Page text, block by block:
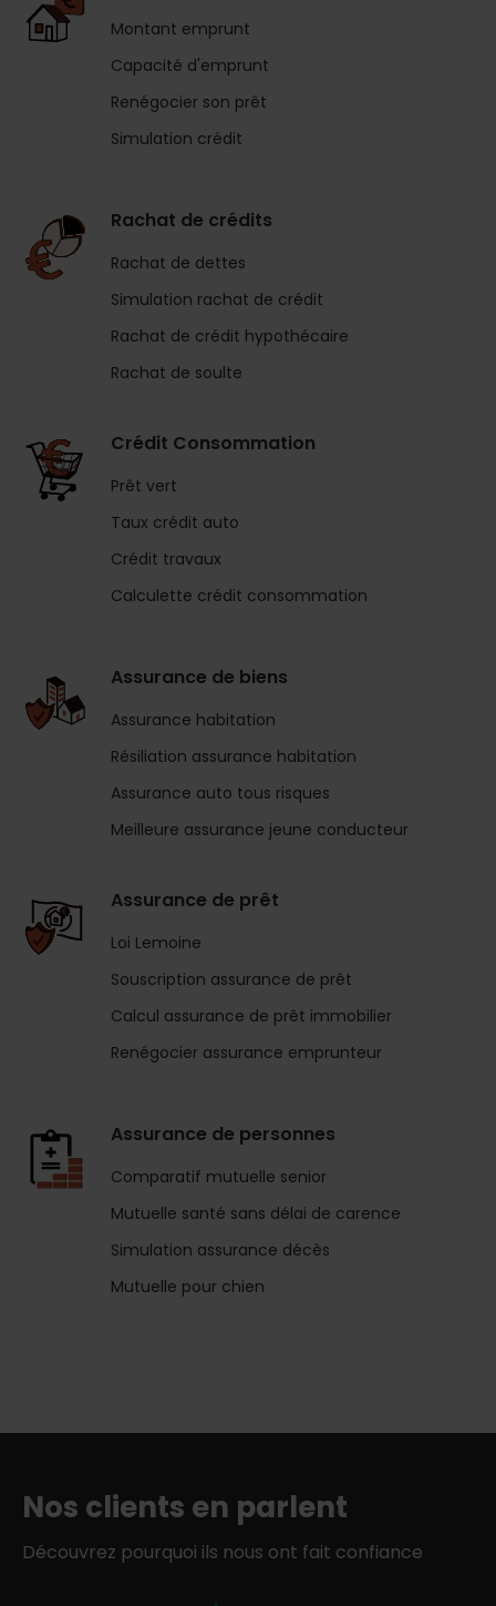
Montant emprunt
Capacité d'emprunt
Renégocier son prêt
Simulation crédit
Rachat de crédits
Rachat de dettes
Simulation rachat de crédit
Rachat de crédit hypothécaire
Rachat de soulte
Crédit Consommation
Prêt vert
Taux crédit auto
Crédit travaux
Calculette crédit consommation
Assurance de biens
Assurance habitation
Résiliation assurance habitation
Assurance auto tous risques
Meilleure assurance jeune conducteur
Assurance de prêt
Loi Lemoine
Souscription assurance de prêt
Calcul assurance de prêt immobilier
Renégocier assurance emprunteur
Assurance de personnes
Comparatif mutuelle senior
Mutuelle santé sans délai de carence
Simulation assurance décès
Mutuelle pour chien
Nos clients en parlent
Découvrez pourquoi ils nous ont fait confiance